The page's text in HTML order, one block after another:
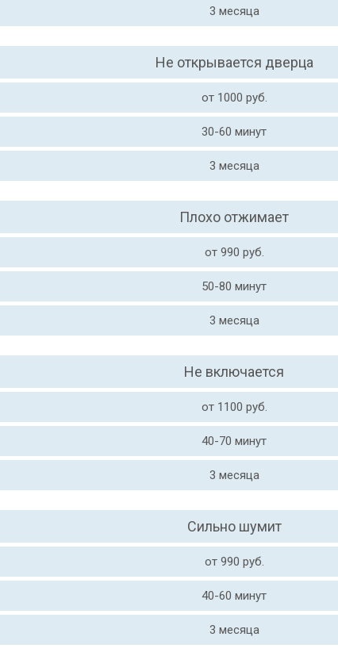
3 месяца
Не открывается дверца
от 1000 руб.
30-60 минут
3 месяца
Плохо отжимает
от 990 руб.
50-80 минут
3 месяца
Не включается
от 1100 руб.
40-70 минут
3 месяца
Сильно шумит
от 990 руб.
40-60 минут
3 месяца